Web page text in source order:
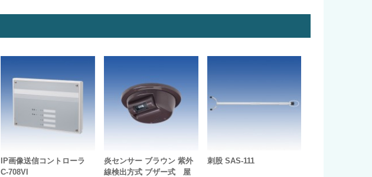
IP画像送信コントローラ
C-708VI
炎センサー ブラウン 紫外
線検出方式 ブザー式 屋
刺股 SAS-111